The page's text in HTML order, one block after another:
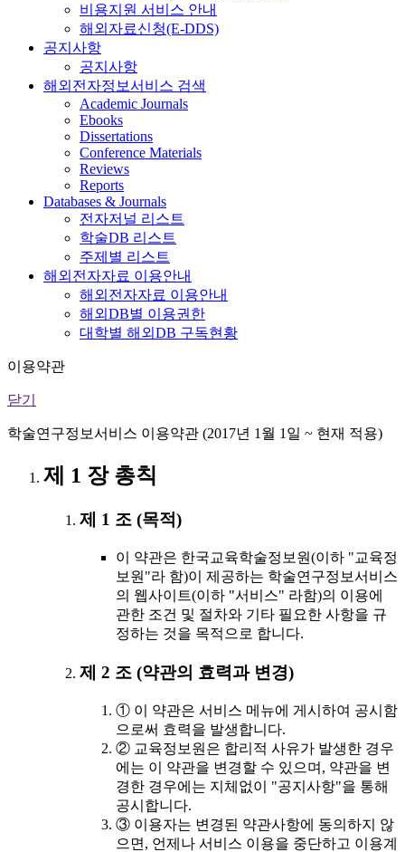
비용지원 서비스 안내
해외자료신청(E-DDS)
공지사항
공지사항
해외전자정보서비스 검색
Academic Journals
Ebooks
Dissertations
Conference Materials
Reviews
Reports
Databases & Journals
전자저널 리스트
학술DB 리스트
주제별 리스트
해외전자자료 이용안내
해외전자자료 이용안내
해외DB별 이용권한
대학별 해외DB 구독현황
이용약관
닫기
학술연구정보서비스 이용약관 (2017년 1월 1일 ~ 현재 적용)
제 1 장 총칙
제 1 조 (목적)
이 약관은 한국교육학술정보원(이하 "교육정
보원"라 함)이 제공하는 학술연구정보서비스
의 웹사이트(이하 "서비스" 라함)의 이용에
관한 조건 및 절차와 기타 필요한 사항을 규
정하는 것을 목적으로 합니다.
제 2 조 (약관의 효력과 변경)
① 이 약관은 서비스 메뉴에 게시하여 공시함
으로써 효력을 발생합니다.
② 교육정보원은 합리적 사유가 발생한 경우
에는 이 약관을 변경할 수 있으며, 약관을 변
경한 경우에는 지체없이 "공지사항"을 통해
공시합니다.
③ 이용자는 변경된 약관사항에 동의하지 않
으면, 언제나 서비스 이용을 중단하고 이용계